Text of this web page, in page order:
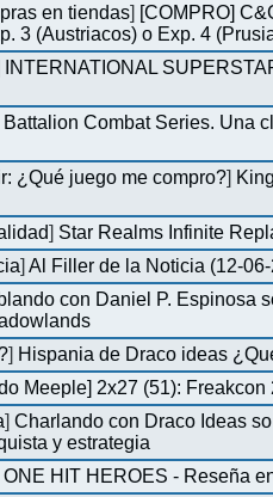
en tiendas] [COMPRO]
3 (Austriacos) o Exp. 4
INTERNATIONAL
Battalion Combat Series. Una
¿Qué juego me compro?]
] Star Realms Infinite
]Al Filler de la Noticia (12-
con Daniel P. Espinosa
] Hispania de Draco ideas
Meeple] 2x27 (51): Freakcon
]Charlando con Draco Ideas
y estrategia
ONE HIT HEROES - Reseña